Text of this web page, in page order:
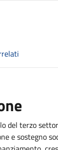
del terzo
e sostegno